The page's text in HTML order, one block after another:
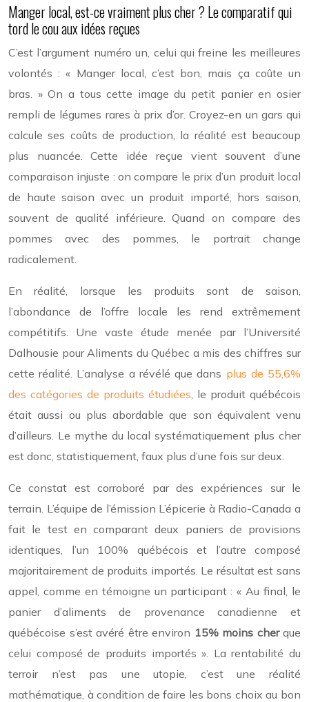
Manger local, est-ce vraiment plus cher ? Le comparatif qui
tord le cou aux idées reçues
C’est l’argument numéro un, celui qui freine les meilleures
volontés : « Manger local, c’est bon, mais ça coûte un
bras. » On a tous cette image du petit panier en osier
rempli de légumes rares à prix d’or. Croyez-en un gars qui
calcule ses coûts de production, la réalité est beaucoup
plus nuancée. Cette idée reçue vient souvent d’une
comparaison injuste : on compare le prix d’un produit local
de haute saison avec un produit importé, hors saison,
souvent de qualité inférieure. Quand on compare des
pommes avec des pommes, le portrait change
radicalement.
En réalité, lorsque les produits sont de saison,
l’abondance de l’offre locale les rend extrêmement
compétitifs. Une vaste étude menée par l’Université
Dalhousie pour Aliments du Québec a mis des chiffres sur
cette réalité. L’analyse a révélé que dans plus de 55,6%
des catégories de produits étudiées, le produit québécois
était aussi ou plus abordable que son équivalent venu
d’ailleurs. Le mythe du local systématiquement plus cher
est donc, statistiquement, faux plus d’une fois sur deux.
Ce constat est corroboré par des expériences sur le
terrain. L’équipe de l’émission L’épicerie à Radio-Canada a
fait le test en comparant deux paniers de provisions
identiques, l’un 100% québécois et l’autre composé
majoritairement de produits importés. Le résultat est sans
appel, comme en témoigne un participant : « Au final, le
panier d’aliments de provenance canadienne et
québécoise s’est avéré être environ 15% moins cherque
celui composé de produits importés ». La rentabilité du
terroir n’est pas une utopie, c’est une réalité
mathématique, à condition de faire les bons choix au bon